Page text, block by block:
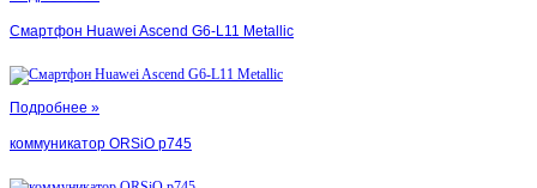
Смартфон Huawei Ascend G6-L11 Metallic
Подробнее »
коммуникатор ORSiO p745